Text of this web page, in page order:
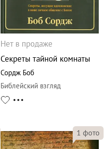
Нет в продаже
Секреты тайной комнаты
Сордж Боб
Библейский взгляд
1 фото